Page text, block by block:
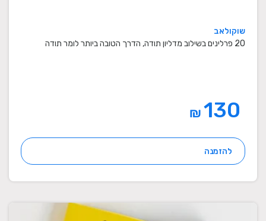
שוקולאב
20 פרלינים בשילוב מדליון תודה, הדרך הטובה ביותר לומר תודה
₪
להזמנה